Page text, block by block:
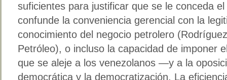
suficientes para justificar que se le conceda
confunde la conveniencia gerencial con la
conocimiento del negocio petrolero
Petróleo), o incluso la capacidad de imponer
que se aleje a los venezolanos —y a la
democrática y la democratización. La